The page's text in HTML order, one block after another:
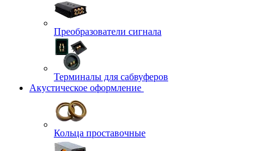
Преобразователи сигнала
Терминалы для сабвуферов
Акустическое оформление
Кольца проставочные